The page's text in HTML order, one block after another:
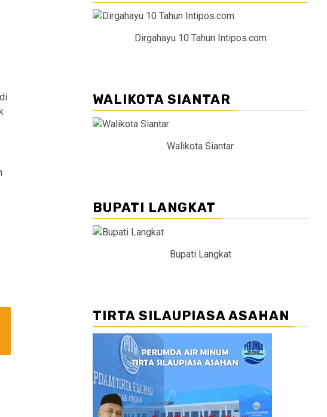
Dirgahayu 10 Tahun Intipos.com
WALIKOTA SIANTAR
Walikota Siantar
BUPATI LANGKAT
Bupati Langkat
TIRTA SILAUPIASA ASAHAN